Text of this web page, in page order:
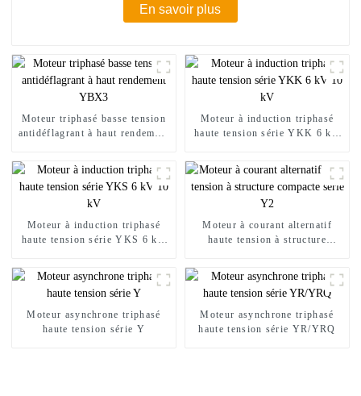
En savoir plus
Moteur triphasé basse tension
antidéflagrant à haut rendement
Moteur à induction triphasé
haute tension série YKK 6 kV
Moteur à induction triphasé
haute tension série YKS 6 kV
Moteur à courant alternatif
haute tension à structure
Moteur asynchrone triphasé
haute tension série Y
Moteur asynchrone triphasé
haute tension série YR/YRQ